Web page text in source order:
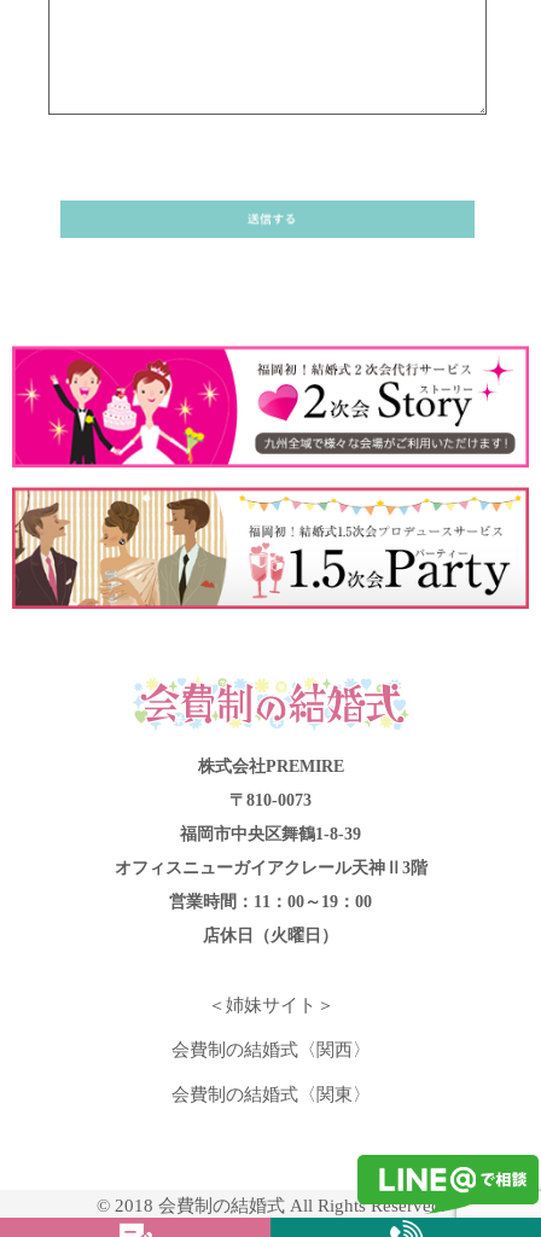
株式会社PREMIRE
〒810-0073
福岡市中央区舞鶴1-8-39
オフィスニューガイアクレール天神Ⅱ3階
営業時間：11：00～19：00
店休日（火曜日）
＜姉妹サイト＞
会費制の結婚式〈関西〉
会費制の結婚式〈関東〉
© 2018 会費制の結婚式 All Rights Reserved.